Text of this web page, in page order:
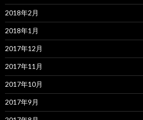
2018年2月
2018年1月
2017年12月
2017年11月
2017年10月
2017年9月